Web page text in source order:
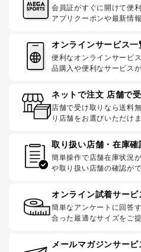
会員証がすぐに開けて便利
アプリクーポンや最新情
オンラインサービス一
便利なオンラインサービ
品購入や便利なサービス
ネットで注文 店舗で
店舗で受け取りなら送料
り店舗をお選びいただけま
取り扱い店舗・在庫確
簡単操作で店舗在庫状況
や取り扱い店舗の確認がで
オンライン試着サー
簡単なアンケートに回答
合った最適なサイズをご提
メールマガジンサービ